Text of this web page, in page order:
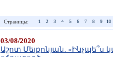
Страницы: 1 2 3 4 5 6 7 8 9 10
03/08/2020
Աշոտ Մելքոնյան. «Ինչպե՞ս